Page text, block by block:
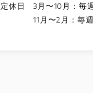
定休日 3月〜10月：毎
11月〜2月：毎